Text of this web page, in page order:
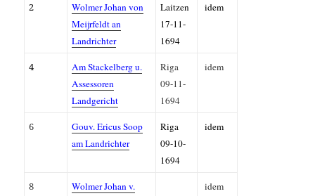
2
Wolmer Johan von
Meijrfeldt an
Landrichter
Laitzen
17-11-
1694
idem
4
Am Stackelberg u.
Assessoren
Landgericht
Riga
09-11-
1694
idem
6
Gouv. Ericus Soop
amLandrichter
Riga
09-10-
1694
idem
8
Wolmer Johan v.
idem